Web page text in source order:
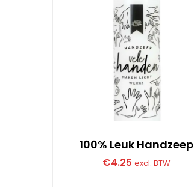
100% Leuk Handzeep
€4.25 excl. BTW